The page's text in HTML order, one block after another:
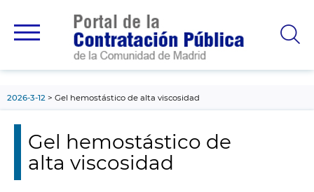
principal
2026-3-12 Gel hemostástico de alta viscosidad
Gel hemostástico de
alta viscosidad